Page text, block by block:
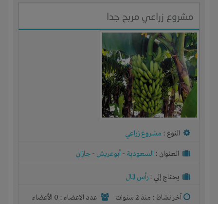
مشروع زراعي مربح جدا
النوع : مشروع زراعي
العنوان : السعودية - أبوعريش - جازان
يحتاج إلي : رأس المال
آخر نشاط : منذ 2 سنوات عدد الاعضاء : 0 الأعضاء